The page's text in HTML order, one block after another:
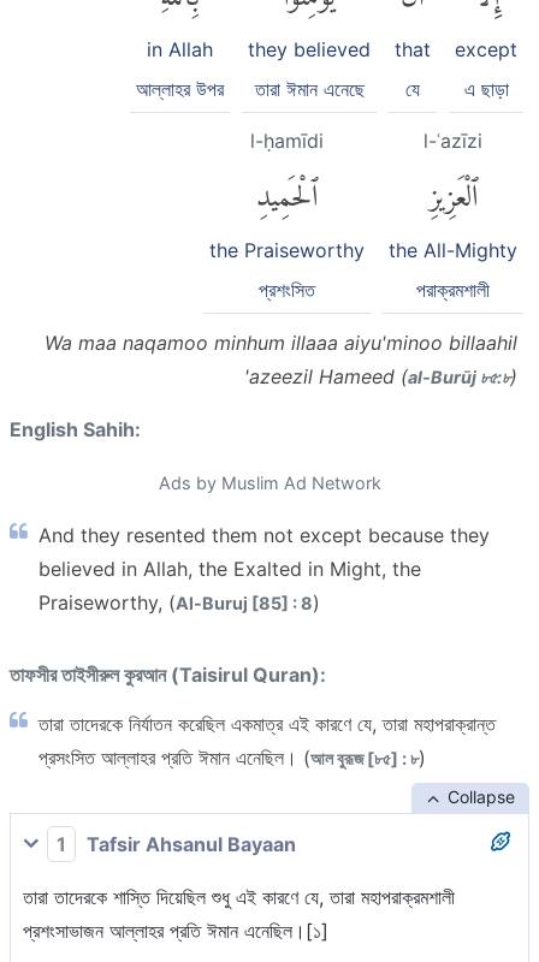
except
এ ছাড়া
that
যে
they believed
তারা ঈমান এনেছে
in Allah
আল্লাহর উপর
l-ʿazīzi
ٱلْعَزِيزِ
the All-Mighty
পরাক্রমশালী
l-ḥamīdi
ٱلْحَمِيدِ
the Praiseworthy
প্রশংসিত
Wa maa naqamoo minhum illaaa aiyu'minoo billaahil
'azeezil Hameed (al-Burūj ৮৫:৮)
English Sahih:
Ads by Muslim Ad Network
And they resented them not except because they
believed in Allah, the Exalted in Might, the
Praiseworthy, (Al-Buruj [85] : 8)
তাফসীর তাইসীরুল কুরআন (Taisirul Quran):
তারা তাদেরকে নির্যাতন করেছিল একমাত্র এই কারণে যে, তারা মহাপরাক্রান্ত
প্রসংসিত আল্লাহর প্রতি ঈমান এনেছিল। (আল বুরূজ [৮৫] : ৮)
Collapse
1 Tafsir Ahsanul Bayaan
তারা তাদেরকে শাস্তি দিয়েছিল শুধু এই কারণে যে, তারা মহাপরাক্রমশালী
প্রশংসাভাজন আল্লাহর প্রতি ঈমান এনেছিল।[১]